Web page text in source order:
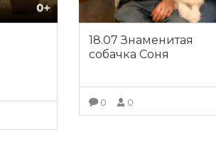
18.07 Знаменитая
собачка Соня
0 0